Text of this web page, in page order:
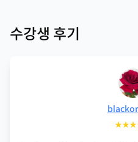
수강생 후기